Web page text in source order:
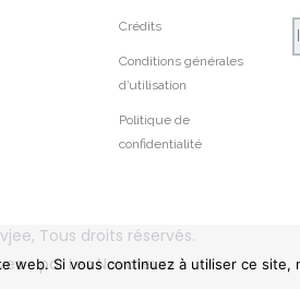
Crédits
Conditions générales
d’utilisation
Politique de
confidentialité
, Tous droits réservés.
par Les Novateurs
Si vous continuez à utiliser ce